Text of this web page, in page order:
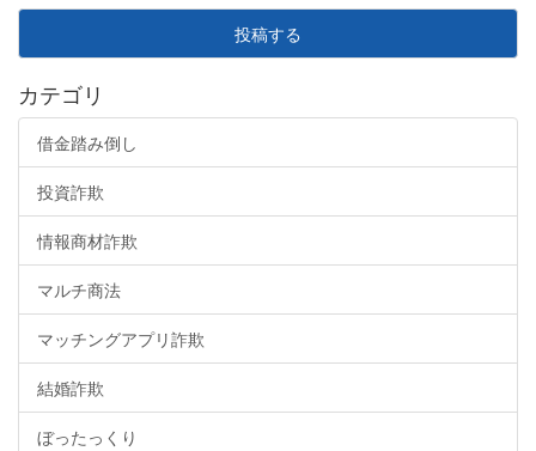
投稿する
カテゴリ
借金踏み倒し
投資詐欺
情報商材詐欺
マルチ商法
マッチングアプリ詐欺
結婚詐欺
ぼったっくり